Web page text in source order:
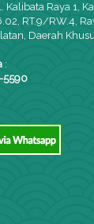
Kalibata Raya 1,
RT.9/RW.4,
Daerah
:
5590